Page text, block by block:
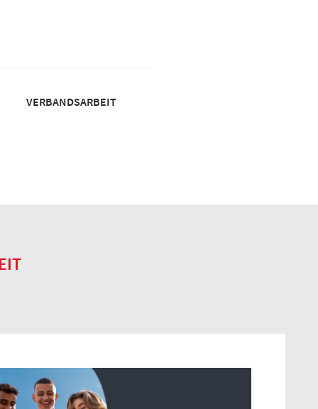
VERBANDSARBEIT